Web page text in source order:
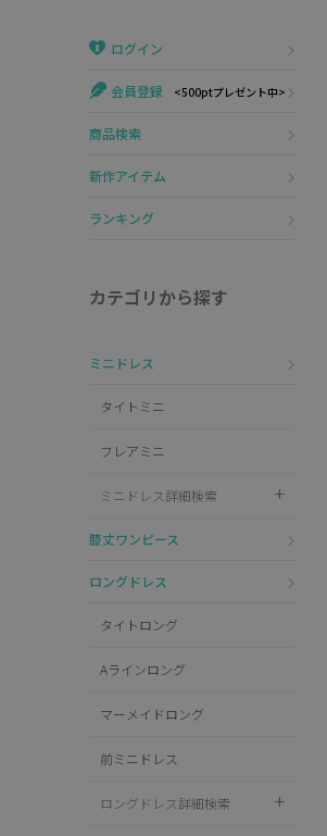
GLAMOROUS
ログイン
会員登録 <500ptプレゼント中>
商品検索
新作アイテム
ランキング
カテゴリから探す
ミニドレス
タイトミニ
フレアミニ
ミニドレス詳細検索
膝丈ワンピース
ロングドレス
タイトロング
Aラインロング
マーメイドロング
前ミニドレス
ロングドレス詳細検索